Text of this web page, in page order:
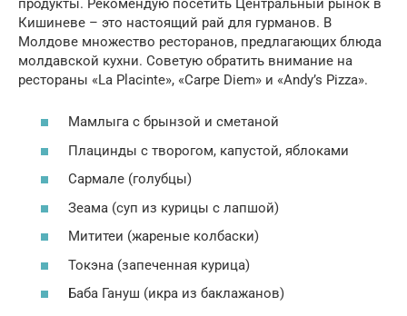
Кишиневе – это настоящий рай для гурманов. В
Молдове множество ресторанов, предлагающих блюда
молдавской кухни. Советую обратить внимание на
рестораны «La Placinte», «Carpe Diem» и «Andy’s Pizza».
Мамлыга с брынзой и сметаной
Плацинды с творогом, капустой, яблоками
Сармале (голубцы)
Зеама (суп из курицы с лапшой)
Мититеи (жареные колбаски)
Токэна (запеченная курица)
Баба Гануш (икра из баклажанов)